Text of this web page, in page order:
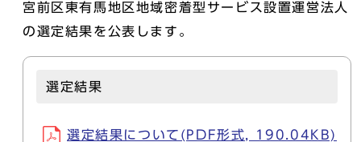
宮前区東有馬地区地域密着型サービス設置運営法人
の選定結果を公表します。
選定結果
選定結果について(PDF形式, 190.04KB)